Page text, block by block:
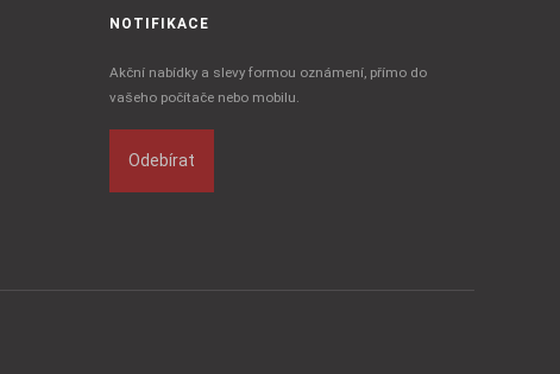
NOTIFIKACE
Akční nabídky a slevy formou oznámení, přímo do
vašeho počítače nebo mobilu.
Odebírat